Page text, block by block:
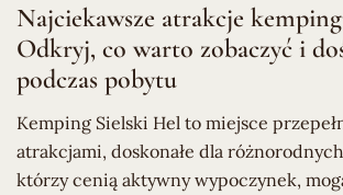
Najciekawsze atrakcje
Odkryj, co warto zobaczyć i
podczas pobytu
Kemping Sielski Hel to miejsce
atrakcjami, doskonałe dla
którzy cenią aktywny wypoczynek,